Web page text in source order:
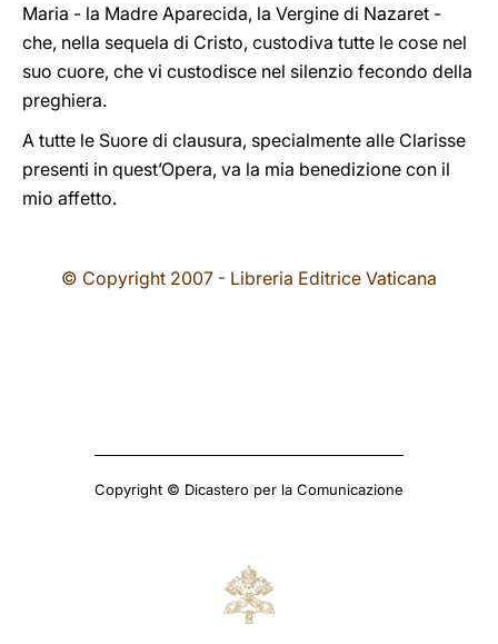
Maria - la Madre Aparecida, la Vergine di Nazaret -
che, nella sequela di Cristo, custodiva tutte le cose nel
suo cuore, che vi custodisce nel silenzio fecondo della
preghiera.
A tutte le Suore di clausura, specialmente alle Clarisse
presenti in quest’Opera, va la mia benedizione con il
mio affetto.
© Copyright 2007 - Libreria Editrice Vaticana
Copyright © Dicastero per la Comunicazione